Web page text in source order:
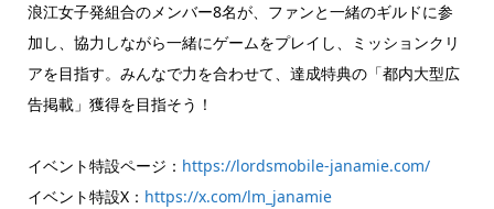
浪江女子発組合のメンバー8名が、ファンと一緒のギルドに参
加し、協力しながら一緒にゲームをプレイし、ミッションクリ
アを目指す。みんなで力を合わせて、達成特典の「都内大型広
告掲載」獲得を目指そう！
イベント特設ページ： https://lordsmobile-janamie.com/
イベント特設X： https://x.com/lm_janamie